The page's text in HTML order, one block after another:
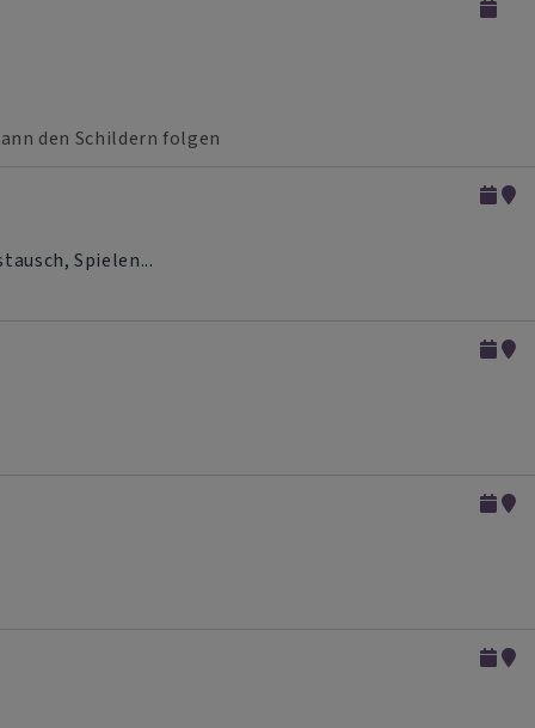
den Schildern folgen
Spielen...